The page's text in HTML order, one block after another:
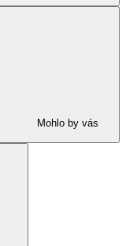
Mohlo by vás